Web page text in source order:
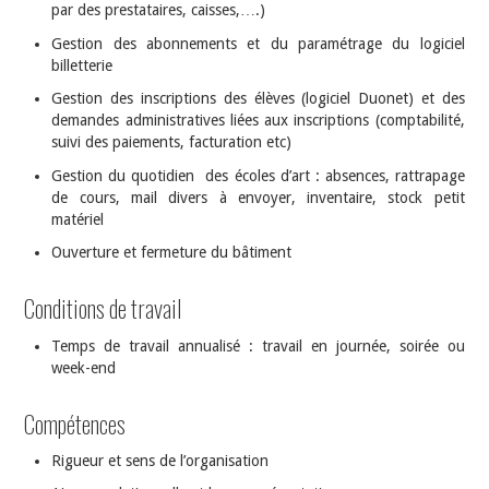
par des prestataires, caisses,….)
Gestion des abonnements et du paramétrage du logiciel
billetterie
Gestion des inscriptions des élèves (logiciel Duonet) et des
demandes administratives liées aux inscriptions (comptabilité,
suivi des paiements, facturation etc)
Gestion du quotidien des écoles d’art : absences, rattrapage
de cours, mail divers à envoyer, inventaire, stock petit
matériel
Ouverture et fermeture du bâtiment
Conditions de travail
Temps de travail annualisé : travail en journée, soirée ou
week-end
Compétences
Rigueur et sens de l’organisation